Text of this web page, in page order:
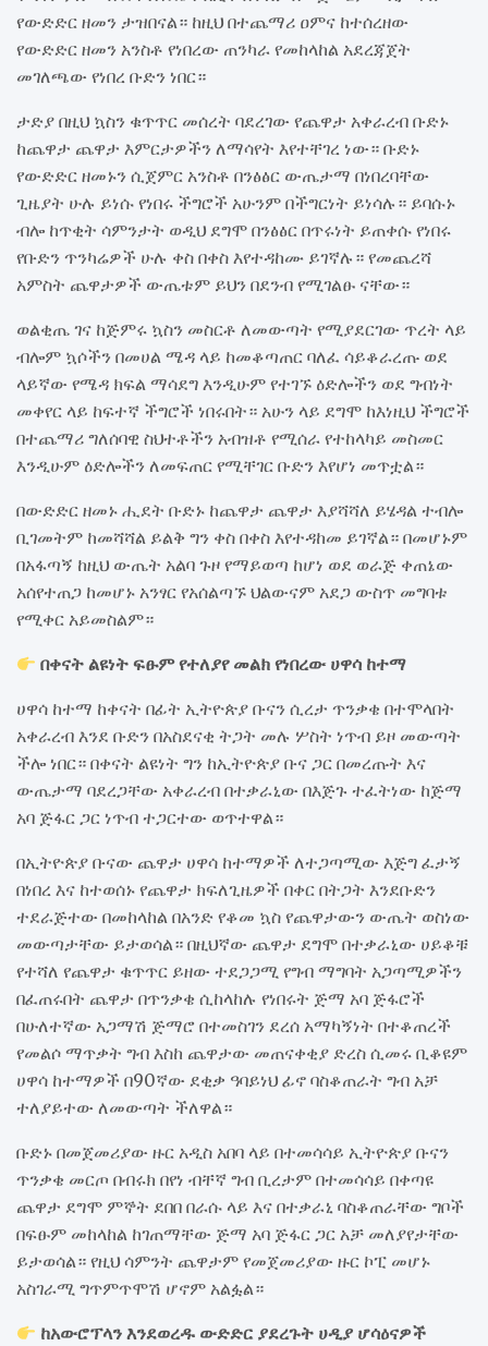
የውድድር ዘመን ታዝበናል። ከዚህ በተጨማሪ ዐምና ከተሰረዘው
የውድድር ዘመን አንስቶ የነበረው ጠንካራ የመከላከል አደረጃጀት
መገለጫው የነበረ ቡድን ነበር።
ታድያ በዚህ ኳስን ቁጥጥር መሰረት ባደረገው የጨዋታ አቀራረብ ቡድኑ
ከጨዋታ ጨዋታ እምርታዎችን ለማሳየት እየተቸገረ ነው። ቡድኑ
የውድድር ዘመኑን ሲጀምር አንስቶ በንፅፅር ውጤታማ በነበረባቸው
ጊዜያት ሁሉ ይነሱ የነበሩ ችግሮች አሁንም በችግርነት ይነሳሉ። ይባሱኑ
ብሎ ከጥቂት ሳምንታት ወዲህ ደግሞ በንፅፅር በጥሩነት ይጠቀሱ የነበሩ
የቡድን ጥንካሬዎች ሁሉ ቀስ በቀስ እየተዳከሙ ይገኛሉ። የመጨረሻ
አምስት ጨዋታዎች ውጤቱም ይህን በደንብ የሚገልፁ ናቸው።
ወልቂጤ ገና ከጅምሩ ኳስን መስርቶ ለመውጣት የሚያደርገው ጥረት ላይ
ብሎም ኳሶችን በመሀል ሜዳ ላይ ከመቆጣጠር ባለፈ ሳይቆራረጡ ወደ
ላይኛው የሜዳ ክፍል ማሳደግ እንዲሁም የተገኙ ዕድሎችን ወደ ግብነት
መቀየር ላይ ከፍተኛ ችግሮች ነበሩበት። አሁን ላይ ደግሞ ከእነዚህ ችግሮች
በተጨማሪ ግለሰባዊ ስህተቶችን አብዝቶ የሚሰራ የተከላካይ መስመር
እንዲሁም ዕድሎችን ለመፍጠር የሚቸገር ቡድን እየሆነ መጥቷል።
በውድድር ዘመኑ ሒደት ቡድኑ ከጨዋታ ጨዋታ እያሻሻለ ይሄዳል ተብሎ
ቢገመትም ከመሻሻል ይልቅ ግን ቀስ በቀስ እየተዳከመ ይገኛል። በመሆኑም
በአፋጣኝ ከዚህ ውጤት አልባ ጉዞ የማይወጣ ከሆነ ወደ ወራጅ ቀጠኔው
አሰየተጠጋ ከመሆኑ አንፃር የአሰልጣኙ ህልውናም አደጋ ውስጥ መግባቱ
የሚቀር አይመስልም።
በቀናት ልዩነት ፍፁም የተለያየ መልክ የነበረው ሀዋሳ ከተማ
ሀዋሳ ከተማ ከቀናት በፊት ኢትዮጵያ ቡናን ሲረታ ጥንቃቄ በተሞላበት
አቀራረብ እንደ ቡድን በአስደናቂ ትጋት መሉ ሦስት ነጥብ ይዞ መውጣት
ችሎ ነበር። በቀናት ልዩነት ግን ከኢትዮጵያ ቡና ጋር በመረጡት እና
ውጤታማ ባደረጋቸው አቀራረብ በተቃራኒው በእጅጉ ተፈትነው ከጅማ
አባ ጅፋር ጋር ነጥብ ተጋርተው ወጥተዋል።
በኢትዮጵያ ቡናው ጨዋታ ሀዋሳ ከተማዎች ለተጋጣሚው እጅግ ፈታኝ
በነበረ እና ከተወሰኑ የጨዋታ ክፍለጊዜዎች በቀር በትጋት እንደቡድን
ተደራጅተው በመከላከል በአንድ የቆመ ኳስ የጨዋታውን ውጤት ወስነው
መውጣታቸው ይታወሳል። በዚህኛው ጨዋታ ደግሞ በተቃራኒው ሀይቆቹ
የተሻለ የጨዋታ ቁጥጥር ይዘው ተደጋጋሚ የግብ ማግባት አጋጣሚዎችን
በፈጠሩበት ጨዋታ በጥንቃቄ ሲከላከሉ የነበሩት ጅማ አባ ጅፋሮች
በሁለተኛው አጋማሽ ጅማሮ በተመስገን ደረሰ አማካኝነት በተቆጠረች
የመልሶ ማጥቃት ግብ እስከ ጨዋታው መጠናቀቂያ ድረስ ሲመሩ ቢቆዩም
ሀዋሳ ከተማዎች በ90ኛው ደቂቃ ዓባይነህ ፊኖ ባስቆጠራት ግብ አቻ
ተለያይተው ለመውጣት ችለዋል።
ቡድኑ በመጀመሪያው ዙር አዲስ አበባ ላይ በተመሳሳይ ኢትዮጵያ ቡናን
ጥንቃቄ መርጦ በብሩክ በየነ ብቸኛ ግብ ቢረታም በተመሳሳይ በቀጣዩ
ጨዋታ ደግሞ ምኞት ደበበ በራሱ ላይ እና በተቃራኒ ባስቆጠራቸው ግቦች
በፍፁም መከላከል ከገጠማቸው ጅማ አባ ጅፋር ጋር አቻ መለያየታቸው
ይታወሳል። የዚህ ሳምንት ጨዋታም የመጀመሪያው ዙር ኮፒ መሆኑ
አስገራሚ ግጥምጥሞሽ ሆኖም አልፏል።
ከአውሮፕላን እንደወረዱ ውድድር ያደረጉት ሀዲያ ሆሳዕናዎች